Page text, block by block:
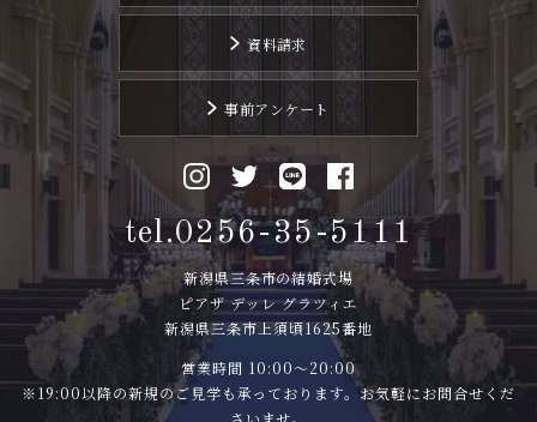
資料請求
事前アンケート
tel.0256-35-5111
新潟県三条市の結婚式場
ピアザ デッレ グラツィエ
新潟県三条市上須頃1625番地
営業時間 10:00〜20:00
※19:00以降の新規のご見学も承っております。お気軽にお問合せくだ